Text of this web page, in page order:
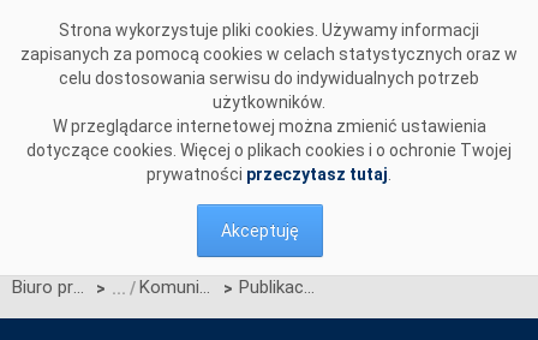
Strona wykorzystuje pliki cookies. Używamy informacji
zapisanych za pomocą cookies w celach statystycznych oraz w
celu dostosowania serwisu do indywidualnych potrzeb
użytkowników.
W przeglądarce internetowej można zmienić ustawienia
dotyczące cookies. Więcej o plikach cookies i o ochronie Twojej
prywatności przeczytasz tutaj
Akceptuję
Biuro prasowe > Komunikaty OSP > Publikacja Standardów technicznych systemu SOWE wer. 6.0 (aktualizacja 1.)